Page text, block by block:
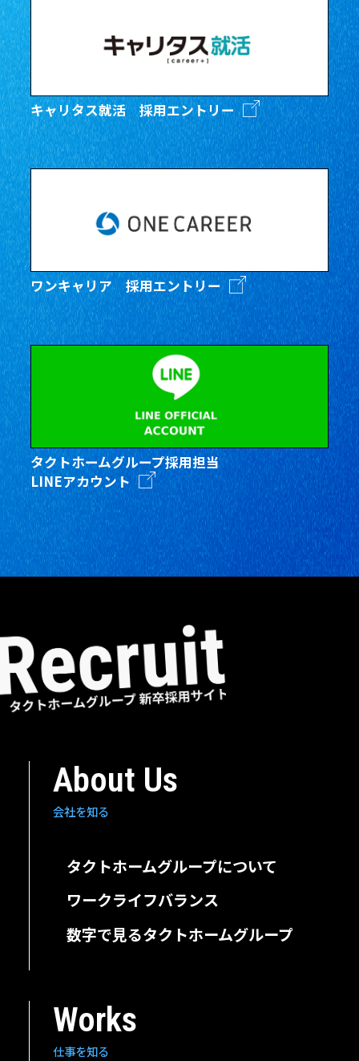
キャリタス就活 採用エントリー
ワンキャリア 採用エントリー
タクトホームグループ採用担当
LINEアカウント
About Us
会社を知る
タクトホームグループについて
ワークライフバランス
⁩数字で見るタクトホームグループ
Works
仕事を知る